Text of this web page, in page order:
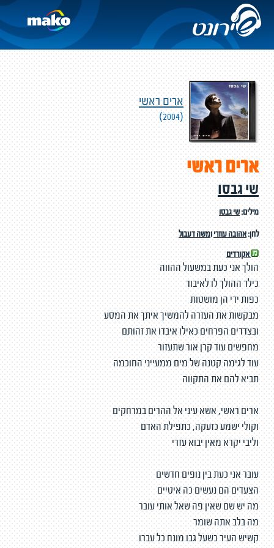
ארים ראשי
(2004)
ארים ראשי
שי גבסו
מילים:שי גבסו
לחן:אהובה עוזריומשה דעבול
אקורדים
הולך אני כעת במשעול ההווה
כילד ההולך לו לאיבוד
כפות ידי הן מושטות
מבקשות את העזרה להמשיך איתך את המסע
ובצדדים הפרחים כאילו איבדו את זהותם
מחפשים עוד קרן אור שתעזור
עוד לגימה קטנה של מים ממעייני החוכמה
תביא להם את התקווה
ארים ראשי, אשא עיני אל ההרים במרחקים
וקולי ישמע כזעקה, כתפילת האדם
וליבי יקרא מאין יבוא עזרי
עובר אני כעת בין נופים חדשים
הצעדים הם נעשים כה איטיים
מה יש שם שאין פה שאל אותי עובר
מה בלב אתה שומר
קשיש העיר כשעל גבו מונח כל עברו